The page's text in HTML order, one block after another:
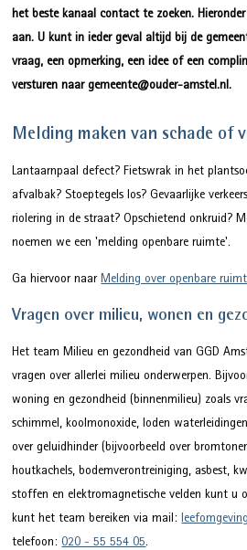
het beste kanaal contact te zoeken.
aan. U kunt in ieder geval altijd bij de
vraag, een opmerking, een idee of een
versturen naar gemeente@ouder-amstel.nl.
Melding maken van schade of
Lantaarnpaal defect? Fietswrak in het
afvalbak? Stoeptegels los? Gevaarlijke
riolering in de straat? Opschietend onkruid?
noemen we een 'melding openbare ruimte'.
Ga hiervoor naarMelding over openbare
Vragen over milieu, wonen en
Het team Milieu en gezondheid van GGD
vragen over allerlei milieu onderwerpen.
woning en gezondheid (binnenmilieu) zoals
schimmel, koolmonoxide, loden
over geluidhinder (bijvoorbeeld over
houtkachels, bodemverontreiniging, asbest,
stoffen en elektromagnetische velden kunt u
kunt het team bereiken via mail:
telefoon: 020 - 55 554 05.